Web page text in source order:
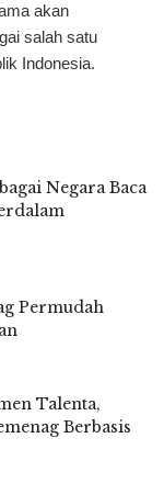
akan
salah satu
Indonesia.
Negara Baca
Permudah
Talenta,
Berbasis